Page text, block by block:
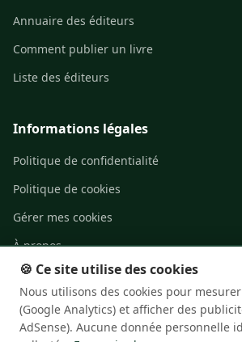
Annuaire des éditeurs
Comment publier un livre
Liste des éditeurs
Informations légales
Politique de confidentialité
Politique de cookies
Gérer mes cookies
À propos
Contact
🍪 Ce site utilise des cookies
Nous utilisons des cookies pour
(Google Analytics) et afficher des
AdSense). Aucune donnée personnelle